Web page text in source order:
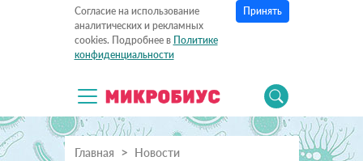
Согласие на использование
аналитических и рекламных
cookies. Подробнее в Политике
конфиденциальности
Принять
Главная
Новости